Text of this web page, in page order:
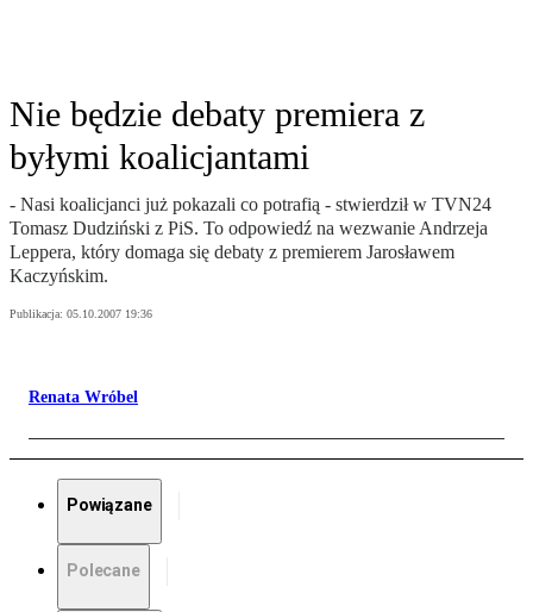
Nie będzie debaty premiera z
byłymi koalicjantami
- Nasi koalicjanci już pokazali co potrafią - stwierdził w TVN24
Tomasz Dudziński z PiS. To odpowiedź na wezwanie Andrzeja
Leppera, który domaga się debaty z premierem Jarosławem
Kaczyńskim.
Publikacja: 05.10.2007 19:36
Renata Wróbel
Powiązane
Polecane